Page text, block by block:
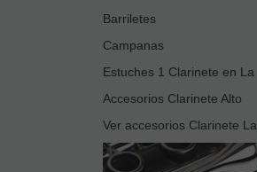
Barriletes
Campanas
Estuches 1 Clarinete en La
Accesorios Clarinete Alto
Ver accesorios Clarinete La